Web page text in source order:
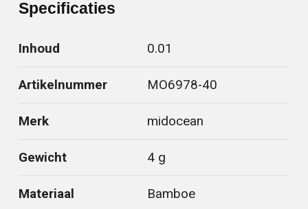
Specificaties
Inhoud 0.01
Artikelnummer MO6978-40
Merk midocean
Gewicht 4 g
Materiaal Bamboe